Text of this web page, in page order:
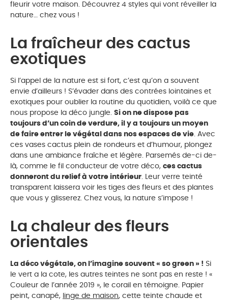
fleurir votre maison. Découvrez 4 styles qui vont réveiller la
nature… chez vous !
La fraîcheur des cactus
exotiques
Si l’appel de la nature est si fort, c’est qu’on a souvent
envie d’ailleurs ! S’évader dans des contrées lointaines et
exotiques pour oublier la routine du quotidien, voilà ce que
nous propose la déco jungle. Si on ne dispose pas
toujours d’un coin de verdure, il y a toujours un moyen
de faire entrer le végétal dans nos espaces de vie . Avec
ces vases cactus plein de rondeurs et d’humour, plongez
dans une ambiance fraîche et légère. Parsemés de-ci de-
là, comme le fil conducteur de votre déco, ces cactus
donneront du relief à votre intérieur . Leur verre teinté
transparent laissera voir les tiges des fleurs et des plantes
que vous y glisserez. Chez vous, la nature s’impose !
La chaleur des fleurs
orientales
La déco végétale, on l’imagine souvent « so green » ! Si
le vert a la cote, les autres teintes ne sont pas en reste ! «
Couleur de l’année 2019 », le corail en témoigne. Papier
peint, canapé, linge de maison, cette teinte chaude et